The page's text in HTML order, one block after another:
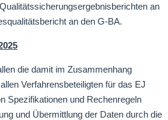
an
an den G-BA.
die damit im Zusammenhang
Verfahrensbeteiligten für das EJ
Spezifikationen und Rechenregeln
und Übermittlung der Daten durch die